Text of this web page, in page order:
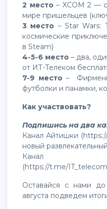
2 место– XCOM 2 —
мире пришельцев
3 место – Star Wars:
космические
в Steam)
4-5-6 место – два,
от ИТ-Телеком
7-9 место–
футболки и панамки,
Как участвовать?
Подпишись на два
Канал Айтишки (
новый
Канал
(https://t.me/
Оставайся с нами до конца розыгрыша — 12
августа подведем